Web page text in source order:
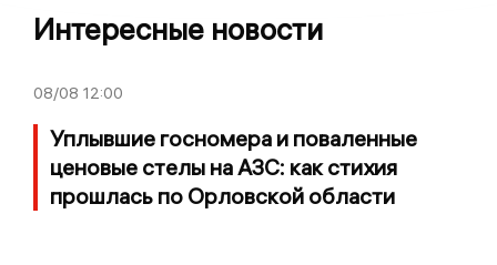
Интересные новости
08/08 12:00
Уплывшие госномера и поваленные
ценовые стелы на АЗС: как стихия
прошлась по Орловской области